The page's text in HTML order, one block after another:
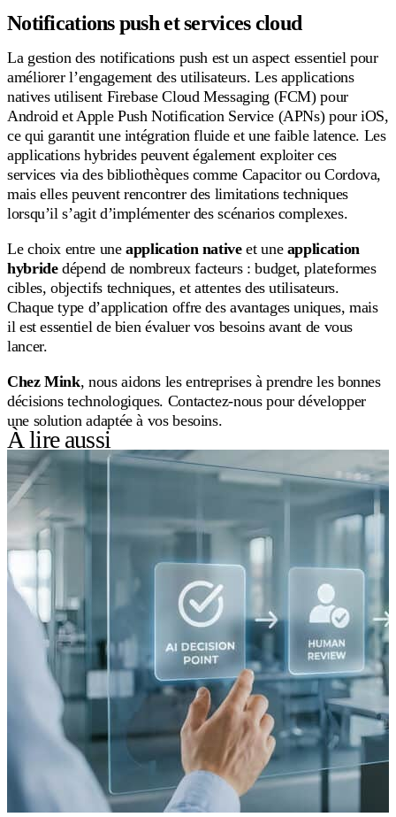
Notifications push et services cloud
La gestion des notifications push est un aspect essentiel pour
améliorer l’engagement des utilisateurs. Les applications
natives utilisent Firebase Cloud Messaging (FCM) pour
Android et Apple Push Notification Service (APNs) pour iOS,
ce qui garantit une intégration fluide et une faible latence. Les
applications hybrides peuvent également exploiter ces
services via des bibliothèques comme Capacitor ou Cordova,
mais elles peuvent rencontrer des limitations techniques
lorsqu’il s’agit d’implémenter des scénarios complexes.
Le choix entre uneapplication nativeet une application
hybridedépend de nombreux facteurs : budget, plateformes
cibles, objectifs techniques, et attentes des utilisateurs.
Chaque type d’application offre des avantages uniques, mais
il est essentiel de bien évaluer vos besoins avant de vous
lancer.
Chez Mink, nous aidons les entreprises à prendre les bonnes
décisions technologiques. Contactez-nous pour développer
une solution adaptée à vos besoins.
À lire aussi